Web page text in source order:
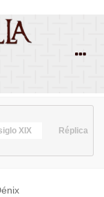
XIX
Réplica